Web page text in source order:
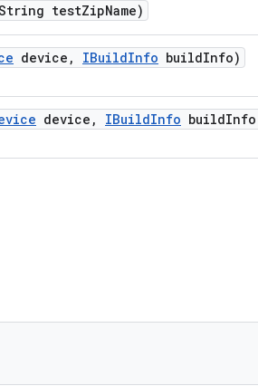
testZipName)
device , IBuildInfo buildInfo)
device , IBuildInfo buildInfo